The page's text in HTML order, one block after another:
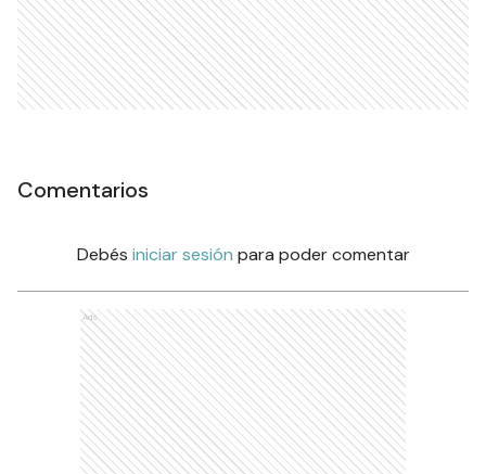
Comentarios
Debés iniciar sesión para poder comentar
Ads